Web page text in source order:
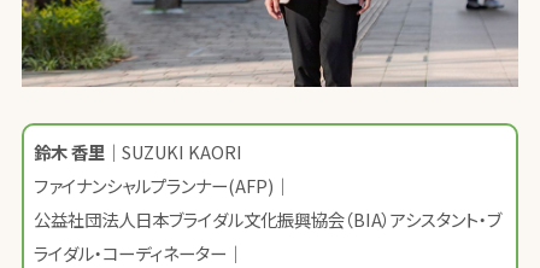
鈴木 香里 ｜SUZUKI KAORI
ファイナンシャルプランナー(AFP)｜
公益社団法人日本ブライダル文化振興協会（BIA）アシスタント・ブ
ライダル・コーディネーター｜